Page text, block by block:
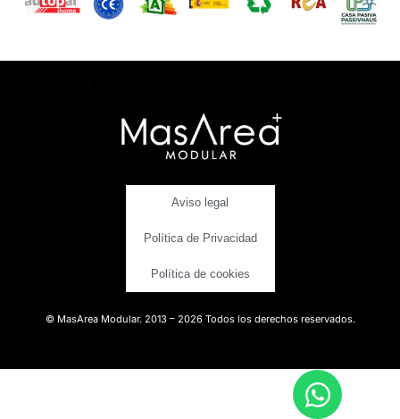
Aviso legal
Política de Privacidad
Política de cookies
© MasArea Modular. 2013 – 2026 Todos los derechos reservados.